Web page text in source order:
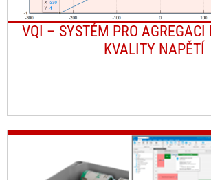
VQI – SYSTÉM PRO AGREGACI
KVALITY NAPĚTÍ